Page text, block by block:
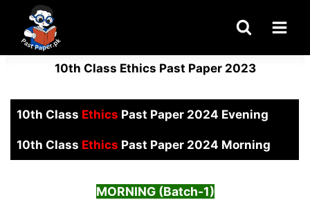
content
10th Class Ethics Past Paper 2023
10th Class Ethics Past Paper 2024 Evening
10th Class Ethics Past Paper 2024 Morning
MORNING (Batch-1)